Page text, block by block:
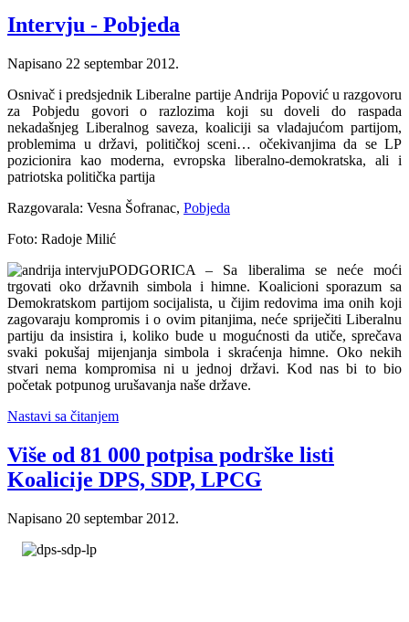
Intervju - Pobjeda
Napisano 22 septembar 2012.
Osnivač i predsjednik Liberalne partije Andrija Popović u razgovoru
za Pobjedu govori o razlozima koji su doveli do raspada
nekadašnjeg Liberalnog saveza, koaliciji sa vladajućom partijom,
problemima u državi, političkoj sceni… očekivanjima da se LP
pozicionira kao moderna, evropska liberalno-demokratska, ali i
patriotska politička partija
Razgovarala: Vesna Šofranac, Pobjeda
Foto: Radoje Milić
PODGORICA – Sa liberalima se neće moći
trgovati oko državnih simbola i himne. Koalicioni sporazum sa
Demokratskom partijom socijalista, u čijim redovima ima onih koji
zagovaraju kompromis i o ovim pitanjima, neće spriječiti Liberalnu
partiju da insistira i, koliko bude u mogućnosti da utiče, sprečava
svaki pokušaj mijenjanja simbola i skraćenja himne. Oko nekih
stvari nema kompromisa ni u jednoj državi. Kod nas bi to bio
početak potpunog urušavanja naše države.
Nastavi sa čitanjem
Više od 81 000 potpisa podrške listi
Koalicije DPS, SDP, LPCG
Napisano 20 septembar 2012.